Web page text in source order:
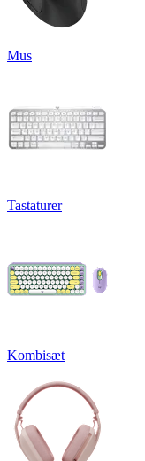
Mus
Tastaturer
Kombisæt